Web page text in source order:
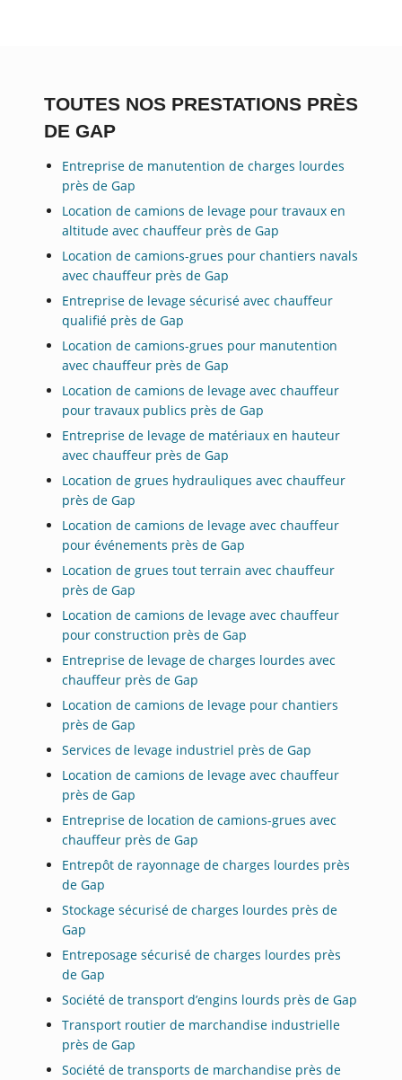
TOUTES NOS PRESTATIONS PRÈS
DE GAP
Entreprise de manutention de charges lourdes
près de Gap
Location de camions de levage pour travaux en
altitude avec chauffeur près de Gap
Location de camions-grues pour chantiers navals
avec chauffeur près de Gap
Entreprise de levage sécurisé avec chauffeur
qualifié près de Gap
Location de camions-grues pour manutention
avec chauffeur près de Gap
Location de camions de levage avec chauffeur
pour travaux publics près de Gap
Entreprise de levage de matériaux en hauteur
avec chauffeur près de Gap
Location de grues hydrauliques avec chauffeur
près de Gap
Location de camions de levage avec chauffeur
pour événements près de Gap
Location de grues tout terrain avec chauffeur
près de Gap
Location de camions de levage avec chauffeur
pour construction près de Gap
Entreprise de levage de charges lourdes avec
chauffeur près de Gap
Location de camions de levage pour chantiers
près de Gap
Services de levage industriel près de Gap
Location de camions de levage avec chauffeur
près de Gap
Entreprise de location de camions-grues avec
chauffeur près de Gap
Entrepôt de rayonnage de charges lourdes près
de Gap
Stockage sécurisé de charges lourdes près de
Gap
Entreposage sécurisé de charges lourdes près
de Gap
Société de transport d’engins lourds près de Gap
Transport routier de marchandise industrielle
près de Gap
Société de transports de marchandise près de